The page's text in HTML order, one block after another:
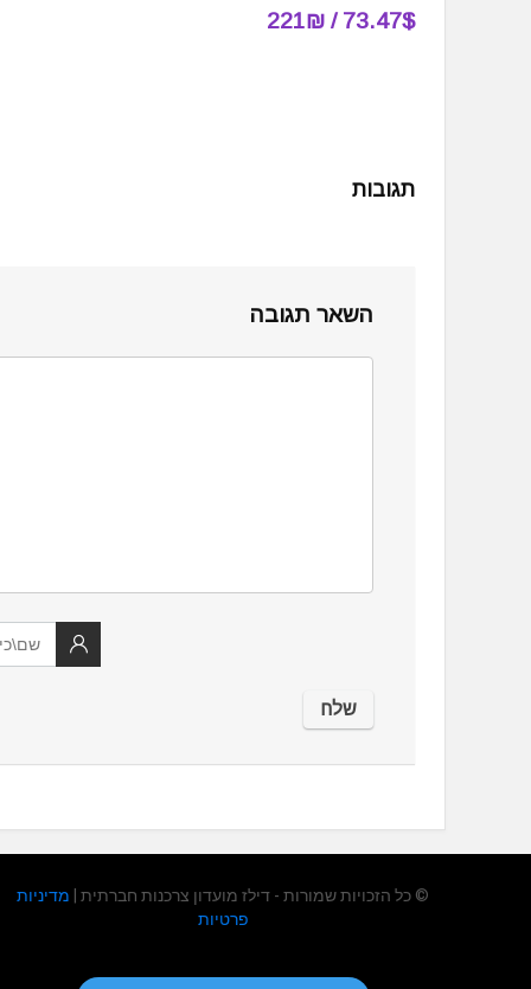
73.47$ / 221₪
תגובות
השאר תגובה
© כל הזכויות שמורות - דילז מועדון צרכנות חברתית | מדיניות
פרטיות